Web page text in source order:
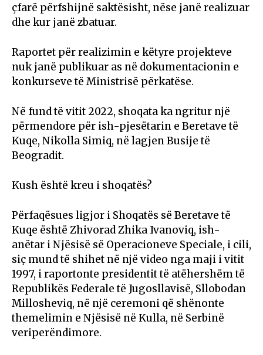
çfarë përfshijnë saktësisht, nëse janë realizuar
dhe kur janë zbatuar.
Raportet për realizimin e këtyre projekteve
nuk janë publikuar as në dokumentacionin e
konkurseve të Ministrisë përkatëse.
Në fund të vitit 2022, shoqata ka ngritur një
përmendore për ish-pjesëtarin e Beretave të
Kuqe, Nikolla Simiq, në lagjen Busije të
Beogradit.
Kush është kreu i shoqatës?
Përfaqësues ligjor i Shoqatës së Beretave të
Kuqe është Zhivorad Zhika Ivanoviq, ish-
anëtar i Njësisë së Operacioneve Speciale, i cili,
siç mund të shihet në një video nga maji i vitit
1997, i raportonte presidentit të atëhershëm të
Republikës Federale të Jugosllavisë, Sllobodan
Millosheviq, në një ceremoni që shënonte
themelimin e Njësisë në Kulla, në Serbinë
veriperëndimore.